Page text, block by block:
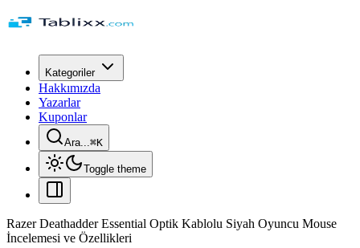
Kategoriler
Hakkımızda
Yazarlar
Kuponlar
Ara...⌘K
Toggle theme
Razer Deathadder Essential Optik Kablolu Siyah Oyuncu Mouse
İncelemesi ve Özellikleri